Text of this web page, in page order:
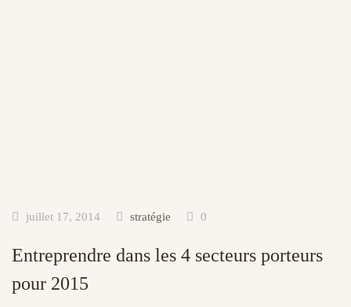
juillet 17, 2014 stratégie 0
Entreprendre dans les 4 secteurs porteurs
pour 2015